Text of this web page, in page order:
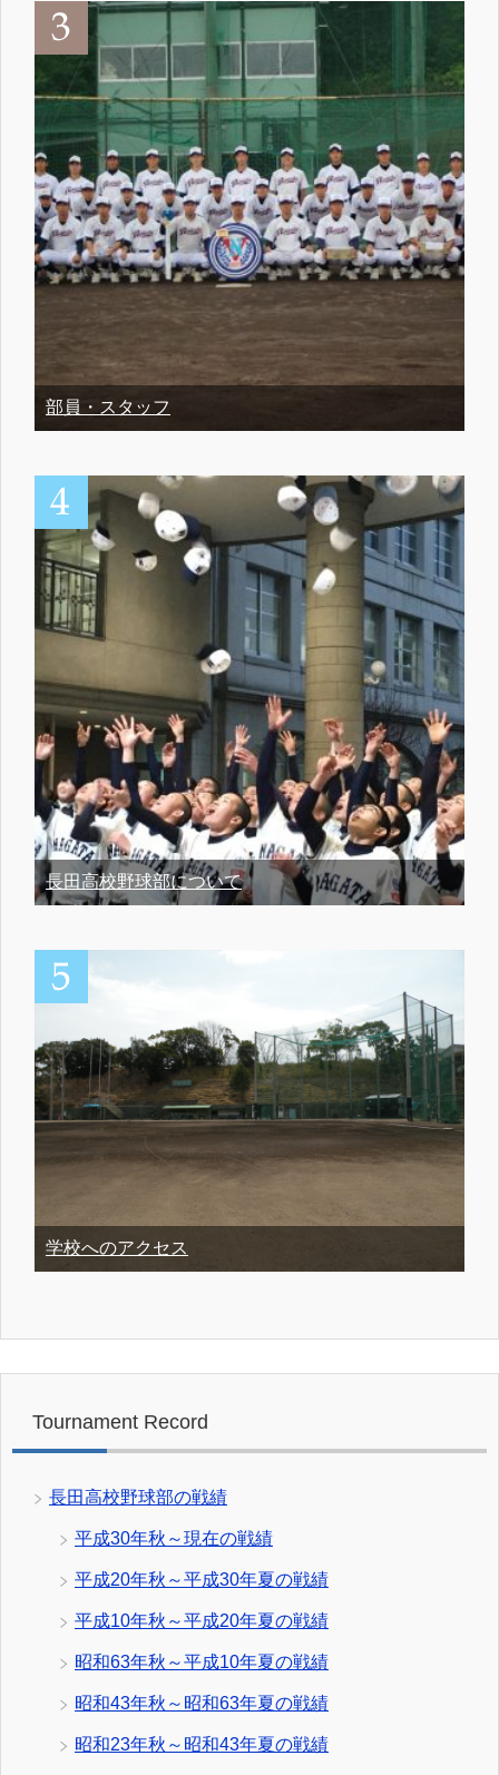
部員・スタッフ
長田高校野球部について
学校へのアクセス
Tournament Record
長田高校野球部の戦績
平成30年秋～現在の戦績
平成20年秋～平成30年夏の戦績
平成10年秋～平成20年夏の戦績
昭和63年秋～平成10年夏の戦績
昭和43年秋～昭和63年夏の戦績
昭和23年秋～昭和43年夏の戦績